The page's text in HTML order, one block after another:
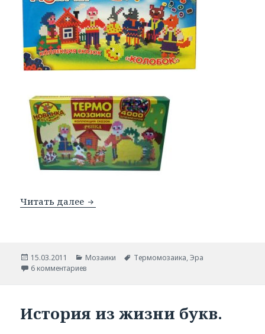
Читать далее Сказки из термомозаики.
Опубликовано
15.03.2011 Рубрики
Мозаики Метки
Термомозаика,Эра
6 комментариев
История из жизни букв.